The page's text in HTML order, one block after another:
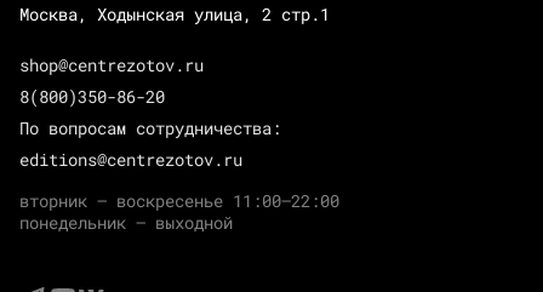
Москва, Ходынская улица, 2 стр.1
shop@centrezotov.ru
8(800)350-86-20
По вопросам сотрудничества:
editions@centrezotov.ru
вторник — воскресенье 11:00–22:00
понедельник — выходной